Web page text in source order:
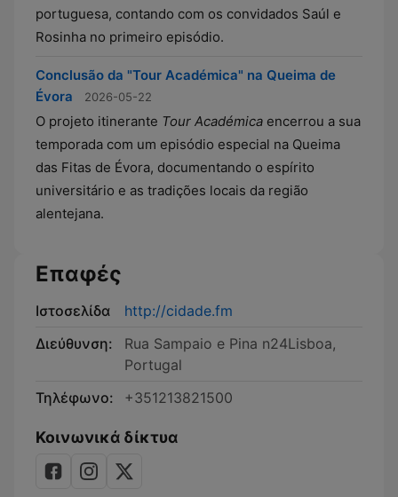
portuguesa, contando com os convidados Saúl e
Rosinha no primeiro episódio.
Conclusão da "Tour Académica" na Queima de
Évora
2026-05-22
O projeto itinerante Tour Académica encerrou a sua
temporada com um episódio especial na Queima
das Fitas de Évora, documentando o espírito
universitário e as tradições locais da região
alentejana.
Επαφές
Ιστοσελίδα
http://cidade.fm
Διεύθυνση:
Rua Sampaio e Pina n24Lisboa,
Portugal
Τηλέφωνο:
+351213821500
Κοινωνικά δίκτυα